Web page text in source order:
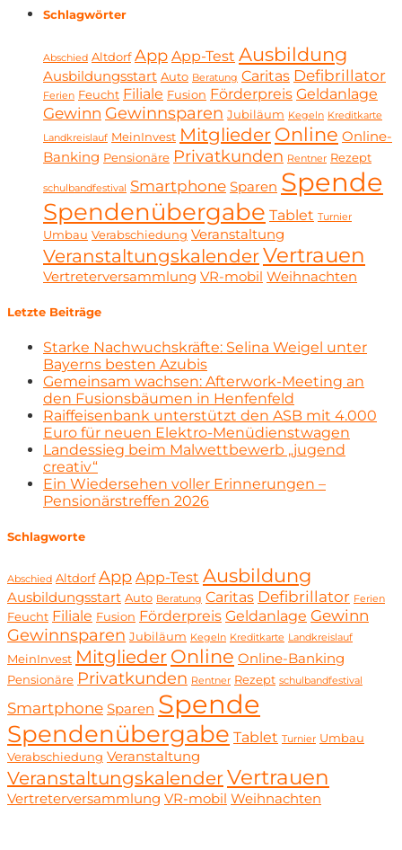
Schlagwörter
Abschied Altdorf App App-Test Ausbildung
Ausbildungsstart Auto Beratung Caritas Defibrillator
Ferien Feucht Filiale Fusion Förderpreis Geldanlage
Gewinn Gewinnsparen Jubiläum Kegeln Kreditkarte
Landkreislauf MeinInvest Mitglieder Online Online-
Banking Pensionäre Privatkunden Rentner Rezept
schulbandfestival Smartphone Sparen Spende
Spendenübergabe Tablet Turnier
Umbau Verabschiedung Veranstaltung
VeranstaltungskalenderVertrauen
Vertreterversammlung VR-mobil Weihnachten
Letzte Beiträge
Starke Nachwuchskräfte: Selina Weigel unter
Bayerns besten Azubis
Gemeinsam wachsen: Afterwork-Meeting an
den Fusionsbäumen in Henfenfeld
Raiffeisenbank unterstützt den ASB mit 4.000
Euro für neuen Elektro-Menüdienstwagen
Landessieg beim Malwettbewerb „jugend
creativ“
Ein Wiedersehen voller Erinnerungen –
Pensionärstreffen 2026
Schlagworte
Abschied Altdorf App App-Test Ausbildung
Ausbildungsstart Auto Beratung Caritas Defibrillator Ferien
Feucht Filiale Fusion Förderpreis Geldanlage Gewinn
Gewinnsparen Jubiläum Kegeln Kreditkarte Landkreislauf
MeinInvest Mitglieder Online Online-Banking
Pensionäre Privatkunden Rentner Rezept schulbandfestival
Smartphone Sparen Spende
Spendenübergabe Tablet Turnier Umbau
Verabschiedung Veranstaltung
VeranstaltungskalenderVertrauen
Vertreterversammlung VR-mobil Weihnachten